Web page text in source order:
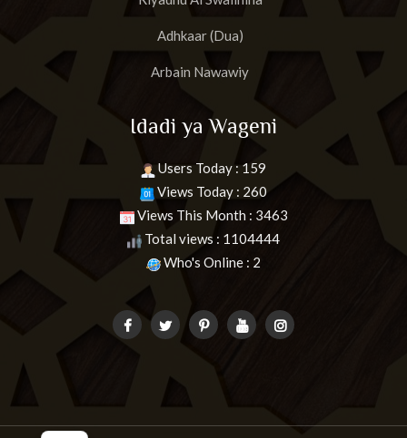
Adhkaar (Dua)
Arbain Nawawiy
Idadi ya Wageni
Users Today : 159
Views Today : 260
Views This Month : 3463
Total views : 1104444
Who's Online : 2